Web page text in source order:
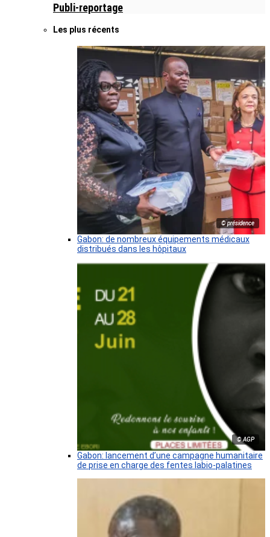
Publi-reportage
Les plus récents
© présidence
Gabon: de nombreux équipements médicaux
distribués dans les hôpitaux
© AGP
Gabon: lancement d’une campagne humanitaire
de prise en charge des fentes labio-palatines